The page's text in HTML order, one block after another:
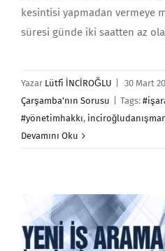
kesintisi yapmadan vermeye
süresi günde iki saatten az
Yazar Lütfi İNCİROĞLU 30 Mart
Çarşamba'nın Sorusu
Tags:
#yönetimhakkı,
Devamını Oku